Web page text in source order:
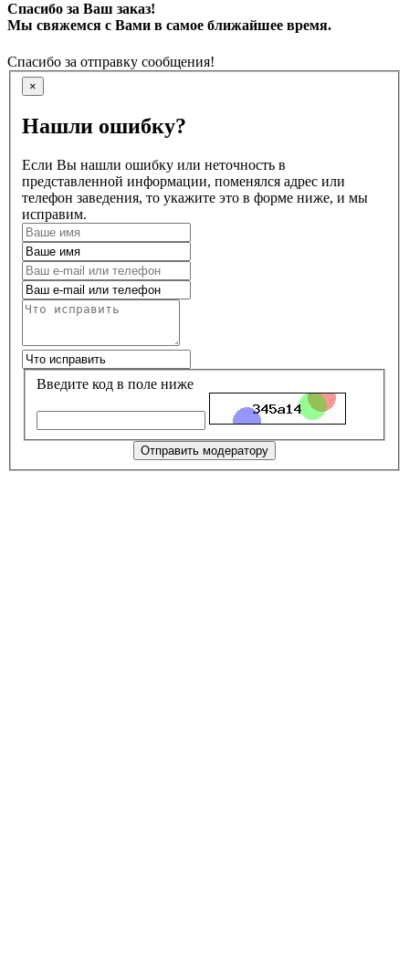
Спасибо за Ваш заказ!
Мы свяжемся с Вами в самое ближайшее время.
Спасибо за отправку сообщения!
×
Нашли ошибку?
Если Вы нашли ошибку или неточность в
представленной информации, поменялся адрес или
телефон заведения, то укажите это в форме ниже, и мы
исправим.
Введите код в поле ниже
Отправить модератору